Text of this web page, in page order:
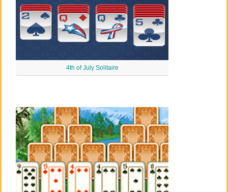
4th of July Solitaire